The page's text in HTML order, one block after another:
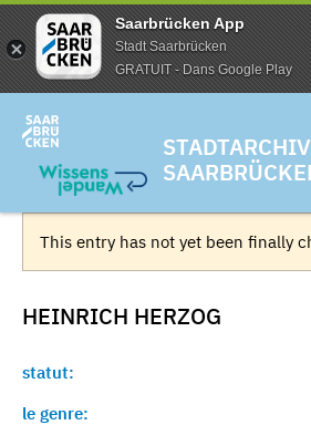
Saarbrücken App
Stadt Saarbrücken
GRATUIT - Dans Google Play
STADTARCHIV
This entry has not yet been finally
HEINRICH HERZOG
statut:
le genre: